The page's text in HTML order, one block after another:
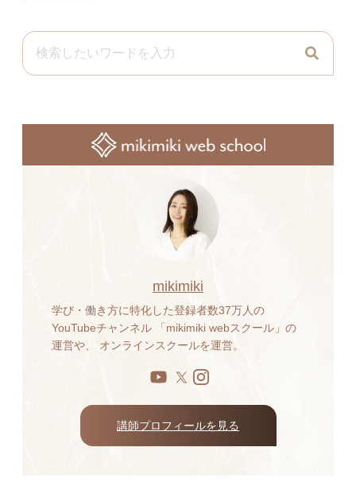
mikimiki
学び・働き方に特化した登録者数37万人の
YouTubeチャンネル 「mikimiki webスクール」の
運営や、 オンラインスクールを運営。
講師プロフィールを見る